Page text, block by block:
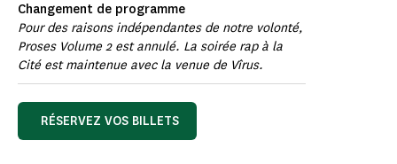
Changement de programme
Pour des raisons indépendantes de notre volonté,
Proses Volume 2 est annulé. La soirée rap à la
Cité est maintenue avec la venue de Vîrus.
RÉSERVEZ VOS BILLETS